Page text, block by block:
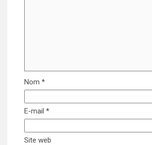
Nom *
E-mail *
Site web